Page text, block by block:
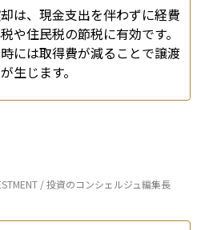
は、現金支出を伴わずに経費
や住民税の節税に有効です。
には取得費が減ることで譲渡
生じます。
/ 投資のコンシェルジュ編集長